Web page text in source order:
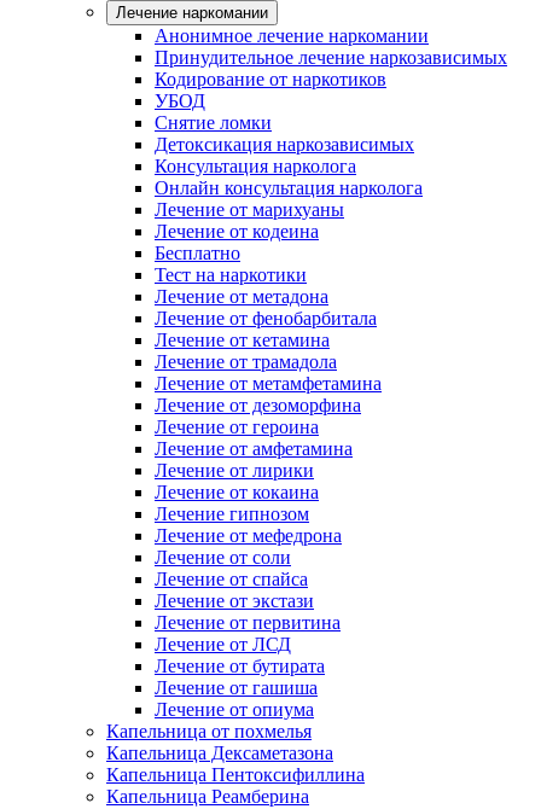
Лечение наркомании
Анонимное лечение наркомании
Принудительное лечение наркозависимых
Кодирование от наркотиков
УБОД
Снятие ломки
Детоксикация наркозависимых
Консультация нарколога
Онлайн консультация нарколога
Лечение от марихуаны
Лечение от кодеина
Бесплатно
Тест на наркотики
Лечение от метадона
Лечение от фенобарбитала
Лечение от кетамина
Лечение от трамадола
Лечение от метамфетамина
Лечение от дезоморфина
Лечение от героина
Лечение от амфетамина
Лечение от лирики
Лечение от кокаина
Лечение гипнозом
Лечение от мефедрона
Лечение от соли
Лечение от спайса
Лечение от экстази
Лечение от первитина
Лечение от ЛСД
Лечение от бутирата
Лечение от гашиша
Лечение от опиума
Капельница от похмелья
Капельница Дексаметазона
Капельница Пентоксифиллина
Капельница Реамберина